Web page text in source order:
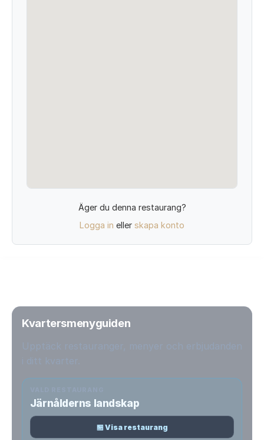
Äger du denna restaurang?
Logga in eller skapa konto
Kvartersmenyguiden
Järnålderns landskap
🏪 Visa restaurang